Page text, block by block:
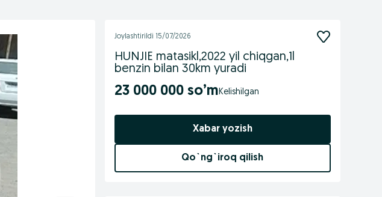
Joylashtirildi 15/07/2026
HUNJIE matasikl,2022 yil chiqgan,1l
benzin bilan 30km yuradi
23 000 000 so’m
Xabar yozish
Qo`ng`iroq qilish